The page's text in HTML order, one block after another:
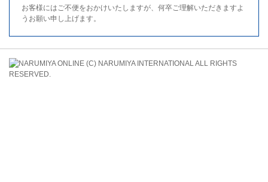
お客様にはご不便をおかけいたしますが、何卒ご理解いただきますよ
うお願い申し上げます。